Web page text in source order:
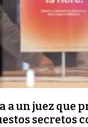
un juez que
secretos